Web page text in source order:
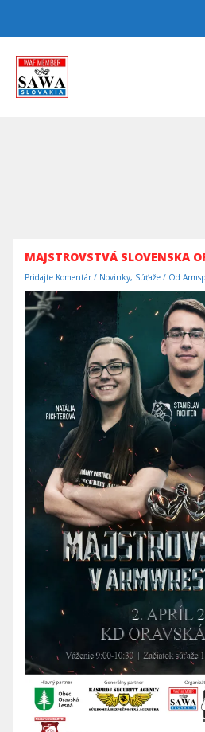
MAJSTROVSTVÁ SLOVENSKA
Pridajte Komentár / Novinky, Súťaže / Od